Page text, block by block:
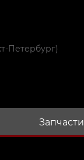
Петербург)
Запчасти